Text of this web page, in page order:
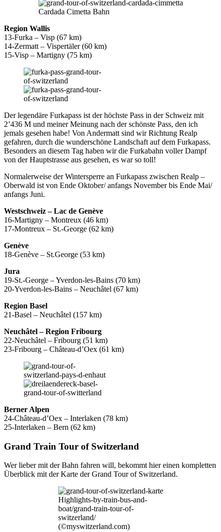
Cardada Cimetta Bahn
Region Wallis
13-Furka – Visp (67 km)
14-Zermatt – Vispertäler (60 km)
15-Visp – Martigny (75 km)
Der legendäre Furkapass ist der höchste Pass in der Schweiz mit
2’436 M und meiner Meinung nach der schönste Pass, den ich
jemals gesehen habe! Von Andermatt sind wir Richtung Realp
gefahren, durch die wunderschöne Landschaft auf dem Furkapass.
Besonders an diesem Tag haben wir die Furkabahn voller Dampf
von der Hauptstrasse aus gesehen, es war so toll!
Normalerweise der Wintersperre an Furkapass zwischen Realp –
Oberwald ist von Ende Oktober/ anfangs November bis Ende Mai/
anfangs Juni.
Westschweiz – Lac de Genève
16-Martigny – Montreux (46 km)
17-Montreux – St.-George (62 km)
Genève
18-Genève – St.George (53 km)
Jura
19-St.-George – Yverdon-les-Bains (70 km)
20-Yverdon-les-Bains – Neuchâtel (67 km)
Region Basel
21-Basel – Neuchâtel (157 km)
Neuchâtel – Region Fribourg
22-Neuchâtel – Fribourg (51 km)
23-Fribourg – Château-d’Oex (61 km)
Berner Alpen
24-Château-d’Oex – Interlaken (78 km)
25-Interlaken – Bern (62 km)
Grand Train Tour of Switzerland
Wer lieber mit der Bahn fahren will, bekommt hier einen kompletten
Überblick mit der Karte der Grand Tour of Switzerland.
Highlights-by-train-bus-and-
boat/grand-train-tour-of-
switzerland/
(©myswitzerland.com)